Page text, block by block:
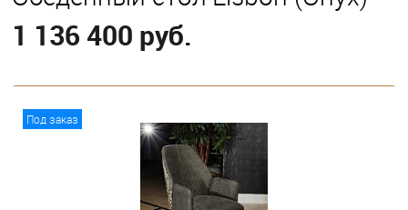
1 136 400 руб.
Под заказ